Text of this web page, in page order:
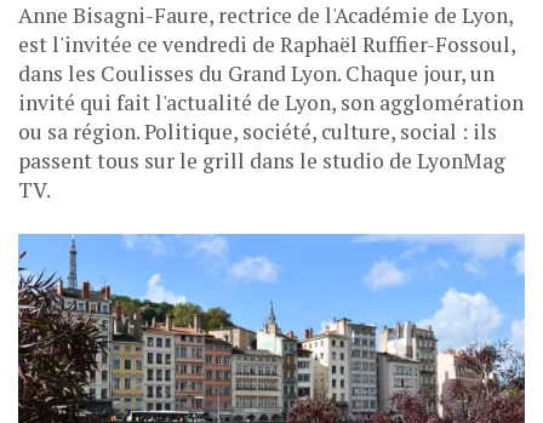
Anne Bisagni-Faure, rectrice de l'Académie de Lyon,
est l'invitée ce vendredi de Raphaël Ruffier-Fossoul,
dans les Coulisses du Grand Lyon. Chaque jour, un
invité qui fait l'actualité de Lyon, son agglomération
ou sa région. Politique, société, culture, social : ils
passent tous sur le grill dans le studio de LyonMag
TV.